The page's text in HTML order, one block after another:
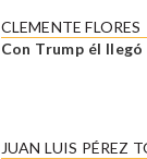
CLEMENTE FLORES
Con Trump él
JUAN LUIS PÉREZ